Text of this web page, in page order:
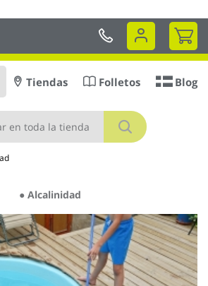
Mi
Buscar
Tiendas Folletos Blog
● Alcalinidad